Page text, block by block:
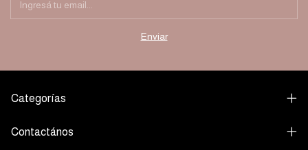
Categorías
Contactános